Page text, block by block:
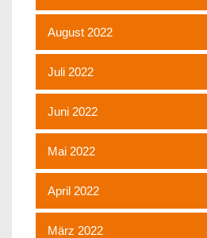
August 2022
Juli 2022
Juni 2022
Mai 2022
April 2022
März 2022